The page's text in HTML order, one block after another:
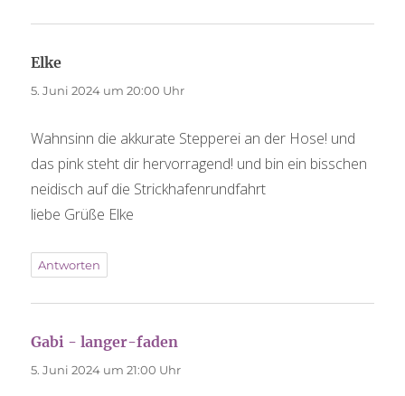
Elke
5. Juni 2024 um 20:00 Uhr
Wahnsinn die akkurate Stepperei an der Hose! und
das pink steht dir hervorragend! und bin ein bisschen
neidisch auf die Strickhafenrundfahrt
liebe Grüße Elke
Antworten
Gabi - langer-faden
5. Juni 2024 um 21:00 Uhr